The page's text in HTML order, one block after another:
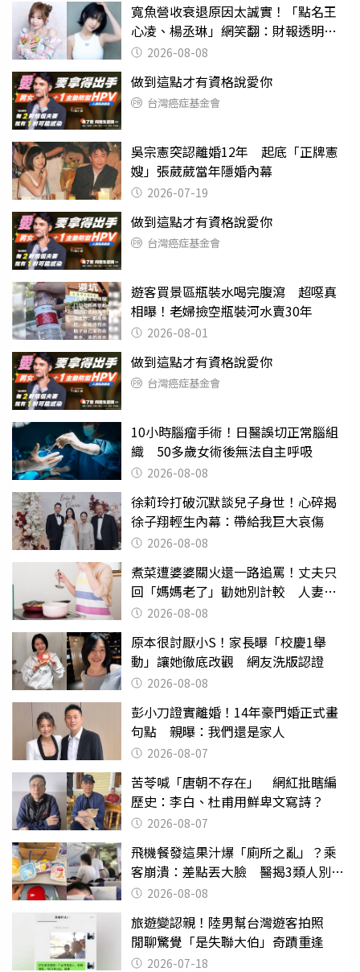
寬魚營收衰退原因太誠實！「點名王
心凌、楊丞琳」網笑翻：財報透明度
滿分2026-08-08
做到這點才有資格說愛你
台灣癌症基金會
吳宗憲突認離婚12年 起底「正牌憲
嫂」張葳葳當年隱婚內幕
2026-07-19
做到這點才有資格說愛你
台灣癌症基金會
遊客買景區瓶裝水喝完腹瀉 超噁真
相曝！老婦撿空瓶裝河水賣30年
2026-08-01
做到這點才有資格說愛你
台灣癌症基金會
10小時腦瘤手術！日醫誤切正常腦組
織 50多歲女術後無法自主呼吸
2026-08-08
徐莉玲打破沉默談兒子身世！心碎揭
徐子翔輕生內幕：帶給我巨大哀傷
2026-08-08
煮菜遭婆婆關火還一路追罵！丈夫只
回「媽媽老了」勸她別計較 人妻超
崩潰：我像台傭
2026-08-08
原本很討厭小S！家長曝「校慶1舉
動」讓她徹底改觀 網友洗版認證
2026-08-08
彭小刀證實離婚！14年豪門婚正式畫
句點 親曝：我們還是家人
2026-08-07
苦苓喊「唐朝不存在」 網紅批瞎編
歷史：李白、杜甫用鮮卑文寫詩？
2026-08-07
飛機餐發這果汁爆「廁所之亂」？乘
客崩潰：差點丟大臉 醫揭3類人別亂
喝 2026-08-08
旅遊變認親！陸男幫台灣遊客拍照
閒聊驚覺「是失聯大伯」奇蹟重逢
2026-07-18